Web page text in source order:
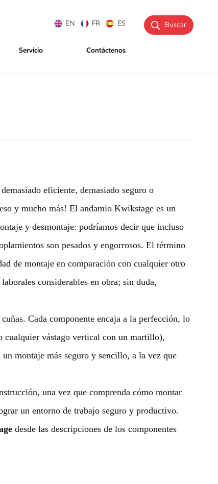
Buscar
EN FR ES
Servicio Contáctenos
eficiente, demasiado seguro o
y mucho más! El andamio Kwikstage es un
y desmontaje: podríamos decir que incluso
son pesados ​​y engorrosos. El término
de montaje en comparación con cualquier otro
considerables en obra; sin duda,
Cada componente encaja a la perfección, lo
cualquier vástago vertical con un martillo),
montaje más seguro y sencillo, a la vez que
una vez que comprenda cómo montar
un entorno de trabajo seguro y productivo.
desde las descripciones de los componentes